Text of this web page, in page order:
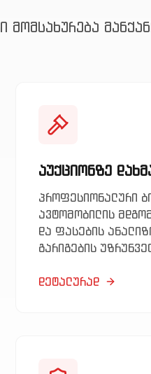
მომსახურება
აუქციონზე
პროფესიონალური
ავტომობილის
და ფასების
გარიგების
დეტალურად